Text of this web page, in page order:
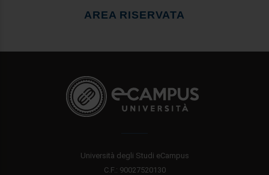
AREA RISERVATA
Università degli Studi eCampus
C.F.: 90027520130